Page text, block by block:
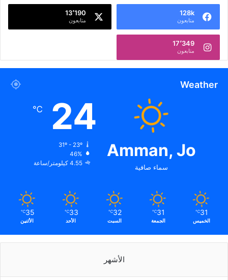
128k
متابعون
13٬190
متابعون
17٬349
متابعون
Weather
Amman, Jo
سماء صافية
24
℃
31º - 23º
46%
4.55 كيلومتر/ساعة
31
℃
الخميس
31
℃
الجمعة
32
℃
السبت
33
℃
الأحد
35
℃
الأثنين
الأشهر